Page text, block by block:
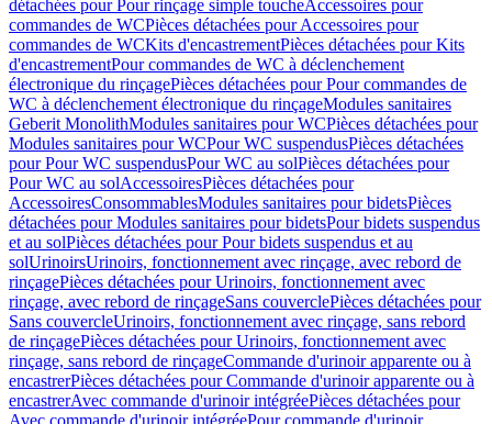
détachées pour Pour rinçage simple toucheAccessoires pour
commandes de WCPièces détachées pour Accessoires pour
commandes de WCKits d'encastrementPièces détachées pour Kits
d'encastrementPour commandes de WC à déclenchement
électronique du rinçagePièces détachées pour Pour commandes de
WC à déclenchement électronique du rinçageModules sanitaires
Geberit MonolithModules sanitaires pour WCPièces détachées pour
Modules sanitaires pour WCPour WC suspendusPièces détachées
pour Pour WC suspendusPour WC au solPièces détachées pour
Pour WC au solAccessoiresPièces détachées pour
AccessoiresConsommablesModules sanitaires pour bidetsPièces
détachées pour Modules sanitaires pour bidetsPour bidets suspendus
et au solPièces détachées pour Pour bidets suspendus et au
solUrinoirsUrinoirs, fonctionnement avec rinçage, avec rebord de
rinçagePièces détachées pour Urinoirs, fonctionnement avec
rinçage, avec rebord de rinçageSans couverclePièces détachées pour
Sans couvercleUrinoirs, fonctionnement avec rinçage, sans rebord
de rinçagePièces détachées pour Urinoirs, fonctionnement avec
rinçage, sans rebord de rinçageCommande d'urinoir apparente ou à
encastrerPièces détachées pour Commande d'urinoir apparente ou à
encastrerAvec commande d'urinoir intégréePièces détachées pour
Avec commande d'urinoir intégréePour commande d'urinoir